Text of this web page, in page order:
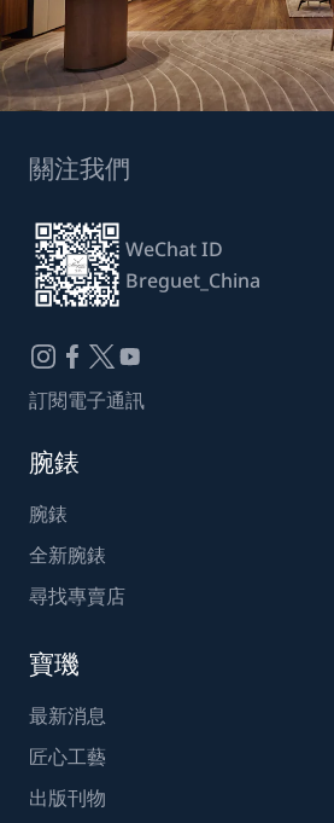
關注我們
WeChat ID
Breguet_China
訂閱電子通訊
腕錶
腕錶
全新腕錶
尋找專賣店
寶璣
最新消息
匠心工藝
出版刊物